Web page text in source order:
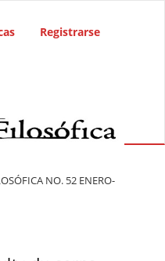
Registrarse
NO. 52 ENERO-